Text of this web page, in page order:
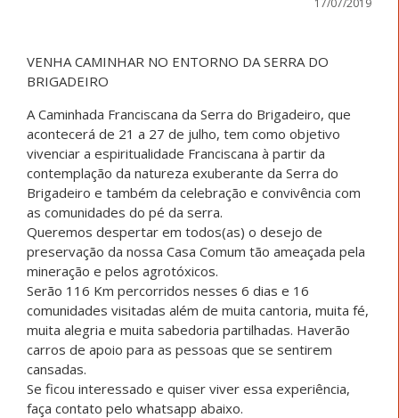
VENHA CAMINHAR NO ENTORNO DA SERRA DO
BRIGADEIRO
A Caminhada Franciscana da Serra do Brigadeiro, que
acontecerá de 21 a 27 de julho, tem como objetivo
vivenciar a espiritualidade Franciscana à partir da
contemplação da natureza exuberante da Serra do
Brigadeiro e também da celebração e convivência com
as comunidades do pé da serra.
Queremos despertar em todos(as) o desejo de
preservação da nossa Casa Comum tão ameaçada pela
mineração e pelos agrotóxicos.
Serão 116 Km percorridos nesses 6 dias e 16
comunidades visitadas além de muita cantoria, muita fé,
muita alegria e muita sabedoria partilhadas. Haverão
carros de apoio para as pessoas que se sentirem
cansadas.
Se ficou interessado e quiser viver essa experiência,
faça contato pelo whatsapp abaixo.